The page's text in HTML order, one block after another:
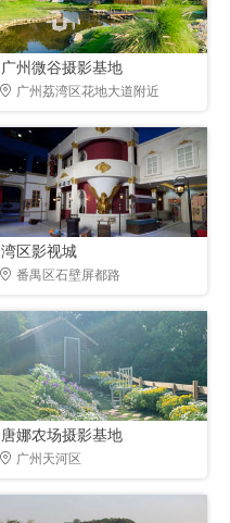
广州微谷摄影基地
广州荔湾区花地大道附近
湾区影视城
番禺区石壁屏都路
唐娜农场摄影基地
广州天河区